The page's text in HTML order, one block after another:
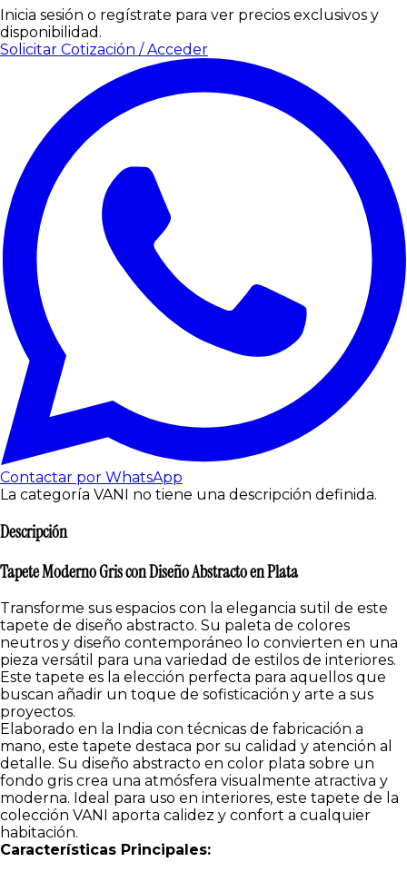
Inicia sesión o regístrate para ver precios exclusivos y
disponibilidad.
Solicitar Cotización / Acceder
Contactar por WhatsApp
La categoría VANI no tiene una descripción definida.
Descripción
Tapete Moderno Gris con Diseño Abstracto en Plata
Transforme sus espacios con la elegancia sutil de este
tapete de diseño abstracto. Su paleta de colores
neutros y diseño contemporáneo lo convierten en una
pieza versátil para una variedad de estilos de interiores.
Este tapete es la elección perfecta para aquellos que
buscan añadir un toque de sofisticación y arte a sus
proyectos.
Elaborado en la India con técnicas de fabricación a
mano, este tapete destaca por su calidad y atención al
detalle. Su diseño abstracto en color plata sobre un
fondo gris crea una atmósfera visualmente atractiva y
moderna. Ideal para uso en interiores, este tapete de la
colección VANI aporta calidez y confort a cualquier
habitación.
Características Principales: